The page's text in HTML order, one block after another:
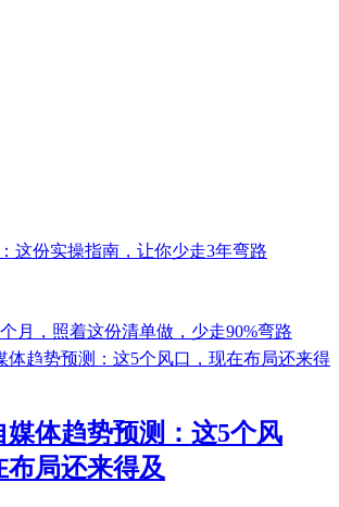
这份实操指南，让你少走3年弯路
月，照着这份清单做，少走90%弯路
媒体趋势预测：这5个风
布局还来得及